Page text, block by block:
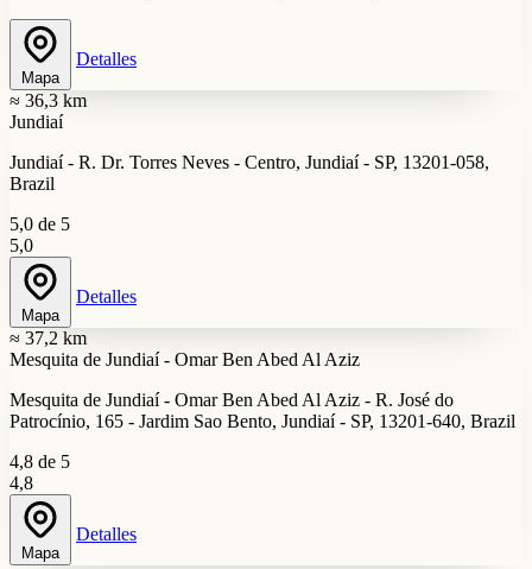
Mapa
Detalles
≈ 36,3 km
Jundiaí
Jundiaí - R. Dr. Torres Neves - Centro, Jundiaí - SP, 13201-058,
Brazil
5,0 de 5
5,0
Mapa
Detalles
≈ 37,2 km
Mesquita de Jundiaí - Omar Ben Abed Al Aziz
Mesquita de Jundiaí - Omar Ben Abed Al Aziz - R. José do
Patrocínio, 165 - Jardim Sao Bento, Jundiaí - SP, 13201-640, Brazil
4,8 de 5
4,8
Mapa
Detalles